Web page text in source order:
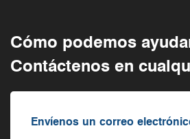
Cómo podemos
Contáctenos en
Envíenos un correo